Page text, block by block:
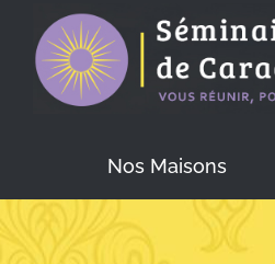
content
Nos Maisons